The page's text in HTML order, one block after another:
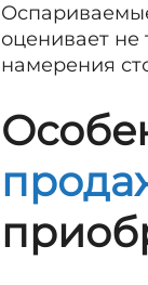
оценивает не
намерения